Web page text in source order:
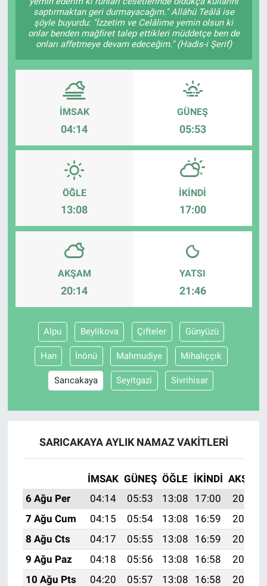
saptırmaktan geri durmayacağım." Allâhü Teâlâ ise
şöyle buyurdu: "İzzetim ve Celâlime yemin olsun ki
onlar benden mağfiret talep ettikleri müddetçe ben de
onları affetmeye devam edeceğim." (Hadis-i Şerif)
İMSAK
04:14
GÜNEŞ
05:53
ÖĞLE
13:08
İKINDI
17:00
AKŞAM
20:14
YATSI
21:46
Alpu Beylikova Çifteler Günyüzü
Han İnönü Mahmudiye Mihalıççık
Sarıcakaya Seyitgazi Sivrihisar
SARICAKAYA AYLIK NAMAZ VAKITLERI
İMSAK GÜNEŞ ÖĞLE İKINDI AKŞAM
6 Ağu Per
04:14 05:53 13:08 17:00
20:14
7 Ağu Cum
04:15 05:54 13:08 16:59
20:13
8 Ağu Cts
04:17 05:55 13:08 16:59
20:11
9 Ağu Paz
04:18 05:56 13:08 16:58
20:10
10 Ağu Pts
04:20 05:57 13:08 16:58
20:09